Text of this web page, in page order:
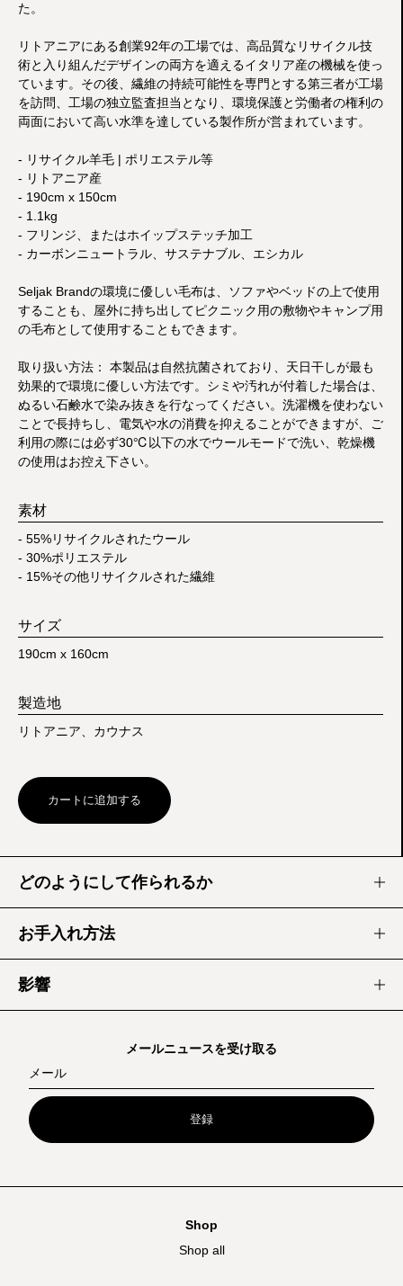
た。
リトアニアにある創業92年の工場では、高品質なリサイクル技
術と入り組んだデザインの両方を適えるイタリア産の機械を使っ
ています。その後、繊維の持続可能性を専門とする第三者が工場
を訪問、工場の独立監査担当となり、環境保護と労働者の権利の
両面において高い水準を達している製作所が営まれています。
- リサイクル羊毛 | ポリエステル等
- リトアニア産
- 190cm x 150cm
- 1.1kg
- フリンジ、またはホイップステッチ加工
- カーボンニュートラル、サステナブル、エシカル
Seljak Brandの環境に優しい毛布は、ソファやベッドの上で使用
することも、屋外に持ち出してピクニック用の敷物やキャンプ用
の毛布として使用することもできます。
取り扱い方法： 本製品は自然抗菌されており、天日干しが最も
効果的で環境に優しい方法です。シミや汚れが付着した場合は、
ぬるい石鹸水で染み抜きを行なってください。洗濯機を使わない
ことで長持ちし、電気や水の消費を抑えることができますが、ご
利用の際には必ず30℃以下の水でウールモードで洗い、乾燥機
の使用はお控え下さい。
素材
- 55%リサイクルされたウール
- 30%ポリエステル
- 15%その他リサイクルされた繊維
サイズ
190cm x 160cm
製造地
リトアニア、カウナス
カートに追加する
どのようにして作られるか
タスマニアで作られたブランケットは、初期のカラーとベビーシ
リーズからなる、私たちのオリジナルブランケットです。私たち
の最初のリサイクルウールブランケットの製作パートナーは、タ
スマニアにある150年の歴史を持つ工場で、そこではラグジュア
が、私たちのリサイクルウールブランケットを作るために使われ
ています。工場では、紡績や製織の工程で発生する切れ端などを
回収しています。これらの端材と古いブランケットは、工業用裁
断機で裂かれ、新しい糸に紡がれ、ブランケットが作られます。
ジーロング・オーストラリア
お手入れ方法
ブラシで余分な汚れを落とす
液温は最大30度とし、洗濯機でウールウォッシュと
ハングドライの設定で洗う
タンブル乾燥はしないでください
影響
きになるのを防いでいます。
オーストラリアの Seljak Brand はブランケットの売
上１枚につき５ドルをメルボルンにあるAsylum
Seeker Resource Centre
（難民の支援をしている団
このブランケットから排出される二酸化炭素は、イ
ンドネシアのリンバ・ラヤ・プロジェクトによる原
メールニュースを受け取る
メール
登録
Shop
Shop all